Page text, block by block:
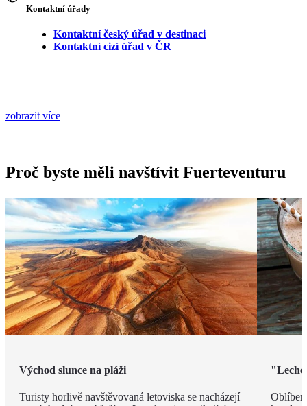
Kontaktní úřady
Kontaktní český úřad v destinaci
Kontaktní cizí úřad v ČR
zobrazit více
Proč byste měli navštívit Fuerteventuru
Východ slunce na pláži
Turisty horlivě navštěvovaná letoviska se nacházejí